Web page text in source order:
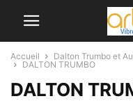
Accueil
Dalton Trumbo et
DALTON TRUMBO
DALTON